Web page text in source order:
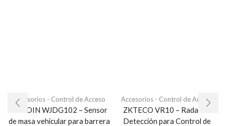
Accesorios - Control de Acceso
WEJOIN WJDG102 – Sensor
de masa vehicular para barrera
Accesorios - Control de Acceso
ZKTECO VR10 – Radar de
Detección para Control de